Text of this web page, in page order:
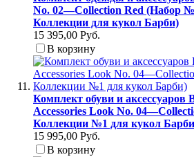
No. 02—Collection Red (Набор
Коллекции для кукол Барби)
15 395,00 Руб.
В корзину
Комплект обуви и аксессуаров
Accessories Look No.
Коллекции №1 для кукол
15 995,00 Руб.
В корзину